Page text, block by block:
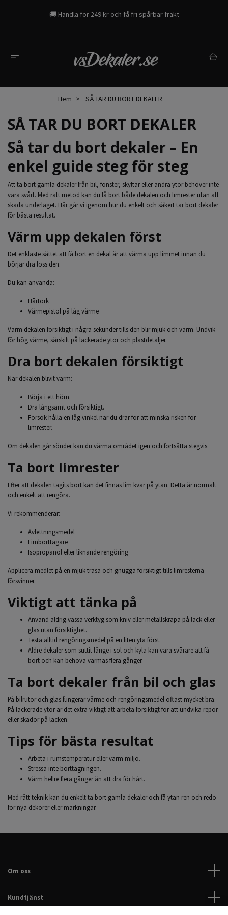
🚚 Handla för 249 kr och få fri spårbar frakt
Hem SÅ TAR DU BORT DEKALER
SÅ TAR DU BORT DEKALER
Så tar du bort dekaler – En
enkel guide steg för steg
Att ta bort gamla dekaler från bil, fönster, skyltar eller andra ytor behöver inte
vara svårt. Med rätt metod kan du få bort både dekalen och limrester utan att
skada underlaget. Här går vi igenom hur du enkelt och säkert tar bort dekaler
för bästa resultat.
Värm upp dekalen först
Det enklaste sättet att få bort en dekal är att värma upp limmet innan du
börjar dra loss den.
Du kan använda:
Hårtork
Värmepistol på låg värme
Värm dekalen försiktigt i några sekunder tills den blir mjuk och varm. Undvik
för hög värme, särskilt på lackerade ytor och plastdetaljer.
Dra bort dekalen försiktigt
När dekalen blivit varm:
Börja i ett hörn.
Dra långsamt och försiktigt.
Försök hålla en låg vinkel när du drar för att minska risken för
limrester.
Om dekalen går sönder kan du värma området igen och fortsätta stegvis.
Ta bort limrester
Efter att dekalen tagits bort kan det finnas lim kvar på ytan. Detta är normalt
och enkelt att rengöra.
Vi rekommenderar:
Avfettningsmedel
Limborttagare
Isopropanol eller liknande rengöring
Applicera medlet på en mjuk trasa och gnugga försiktigt tills limresterna
försvinner.
Viktigt att tänka på
Använd aldrig vassa verktyg som kniv eller metallskrapa på lack eller
glas utan försiktighet.
Testa alltid rengöringsmedel på en liten yta först.
Äldre dekaler som suttit länge i sol och kyla kan vara svårare att få
bort och kan behöva värmas flera gånger.
Ta bort dekaler från bil och glas
På bilrutor och glas fungerar värme och rengöringsmedel oftast mycket bra.
På lackerade ytor är det extra viktigt att arbeta försiktigt för att undvika repor
eller skador på lacken.
Tips för bästa resultat
Arbeta i rumstemperatur eller varm miljö.
Stressa inte borttagningen.
Värm hellre flera gånger än att dra för hårt.
Med rätt teknik kan du enkelt ta bort gamla dekaler och få ytan ren och redo
för nya dekorer eller märkningar.
Om oss
Kundtjänst